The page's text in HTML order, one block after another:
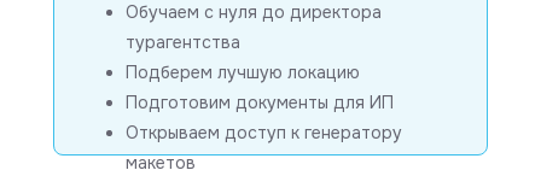
Обучаем с нуля до директора
турагентства
Подберем лучшую локацию
Подготовим документы для ИП
Открываем доступ к генератору
макетов